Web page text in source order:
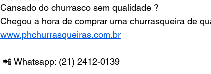
Cansado do churrasco sem qualidade ?
Chegou a hora de comprar uma churrasqueira
www.phchurrasqueiras.com.br
📲 Whatsapp: (21) 2412-0139